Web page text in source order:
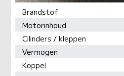
Brandstof
Motorinhoud
Cilinders / kleppen
Vermogen
Koppel